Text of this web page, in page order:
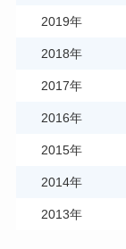
2019年
2018年
2017年
2016年
2015年
2014年
2013年